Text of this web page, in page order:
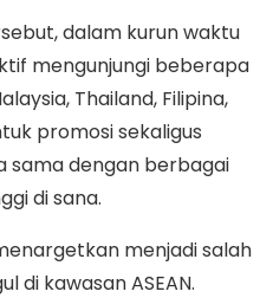
dalam kurun waktu
mengunjungi beberapa
Thailand, Filipina,
promosi sekaligus
sama dengan berbagai
di sana.
menjadi salah
di kawasan ASEAN.